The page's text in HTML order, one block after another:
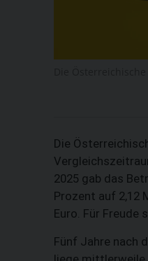
Die
2025 gab das
Prozent auf 2,12
Euro. Für Freude
Fünf Jahre nach